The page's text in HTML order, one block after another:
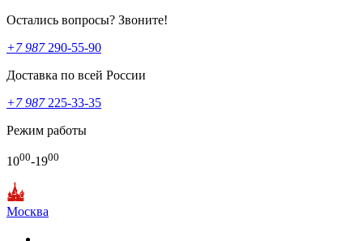
Остались вопросы? Звоните!
+7 987290-55-90
Доставка по всей России
+7 987225-33-35
Режим работы
1000-1900
Москва